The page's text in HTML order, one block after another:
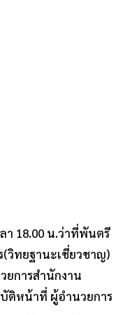
า 18.00 น.ว่าที่พันตรี
วิทยฐานะเชี่ยวชาญ)
ยการสำนักงาน
ติหน้าที่ ผู้อำนวยการ